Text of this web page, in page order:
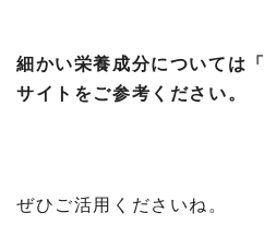
細かい栄養成分については「
サイトをご参考ください。
ぜひご活用くださいね。